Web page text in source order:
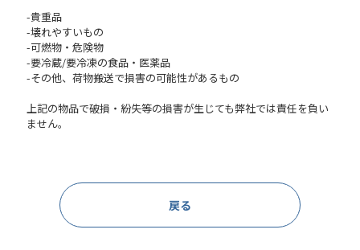
-貴重品
-壊れやすいもの
-可燃物・危険物
-要冷蔵/要冷凍の食品・医薬品
-その他、荷物搬送で損害の可能性があるもの
上記の物品で破損・紛失等の損害が生じても弊社では責任を負い
ません。
戻る